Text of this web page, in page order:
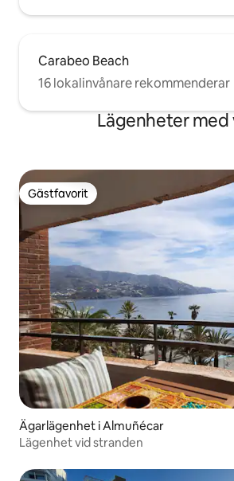
Carabeo Beach
16 lokalinvånare rekommenderar
Lägenheter med
Gästfavorit
Gästfavorit
Ägarlägenhet i Almuñécar
Lägenhet vid stranden